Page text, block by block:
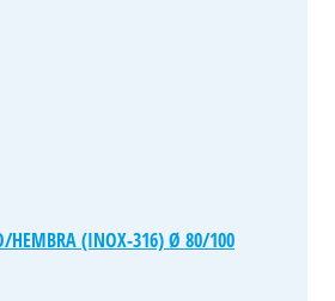
HEMBRA (INOX-316) Ø 80/100